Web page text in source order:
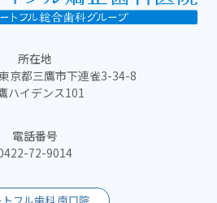
所在地
京都三鷹市下連雀3-34-8
ハイデンス101
電話番号
72-9014